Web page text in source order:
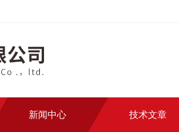
新闻中心 技术文章